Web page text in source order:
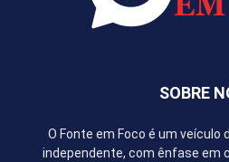
SOBRE
O Fonte em Foco é um veículo
independente, com ênfase em